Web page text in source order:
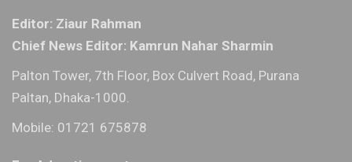
Editor: Ziaur Rahman
Chief News Editor: Kamrun Nahar Sharmin
Palton Tower, 7th Floor, Box Culvert Road, Purana
Paltan, Dhaka-1000.
Mobile: 01721 675878